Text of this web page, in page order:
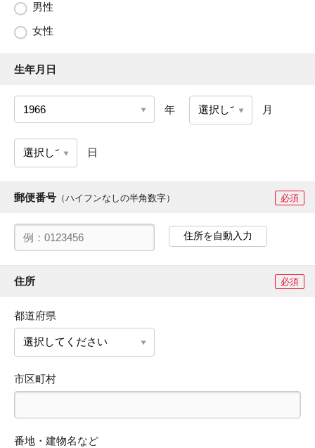
男性
女性
生年月日
年 月
日
郵便番号 （ハイフンなしの半角数字） 必須
住所を自動入力
住所 必須
都道府県
市区町村
番地・建物名など